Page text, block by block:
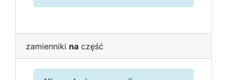
zamienniki na część